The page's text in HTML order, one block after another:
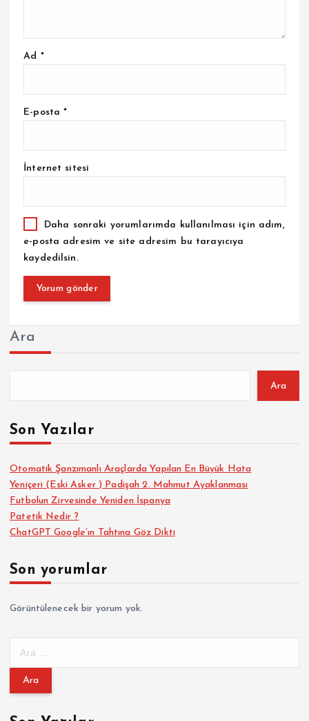
Ad *
E-posta*
İnternet sitesi
Daha sonraki yorumlarımda kullanılması için adım,
e-posta adresim ve site adresim bu tarayıcıya
kaydedilsin.
Ara
Ara
Son Yazılar
Otomatik Şanzımanlı Araçlarda Yapılan En Büyük Hata
Yeniçeri (Eski Asker ) Padişah 2. Mahmut Ayaklanması
Futbolun Zirvesinde Yeniden İspanya
Patetik Nedir ?
ChatGPT Google’ın Tahtına Göz Dikti
Son yorumlar
Görüntülenecek bir yorum yok.
m